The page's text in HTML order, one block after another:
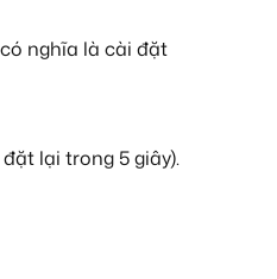
nghĩa là cài đặt
lại trong 5 giây).